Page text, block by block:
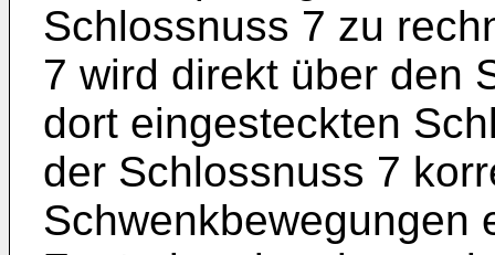
Schlossnuss 7 zu
7 wird direkt über den
dort eingesteckten
der Schlossnuss 7
Schwenkbewegungen